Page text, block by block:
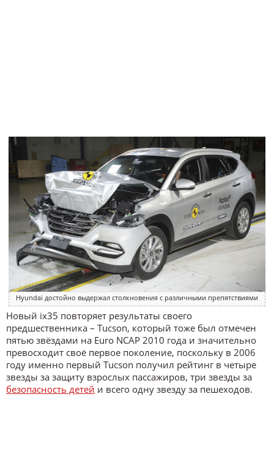
Hyundai достойно выдержал столкновения с различными препятствиями
Новый ix35 повторяет результаты своего
предшественника – Tucson, который тоже был отмечен
пятью звёздами на Euro NCAP 2010 года и значительно
превосходит своё первое поколение, поскольку в 2006
году именно первый Tucson получил рейтинг в четыре
звезды за защиту взрослых пассажиров, три звезды за
безопасность детей и всего одну звезду за пешеходов.